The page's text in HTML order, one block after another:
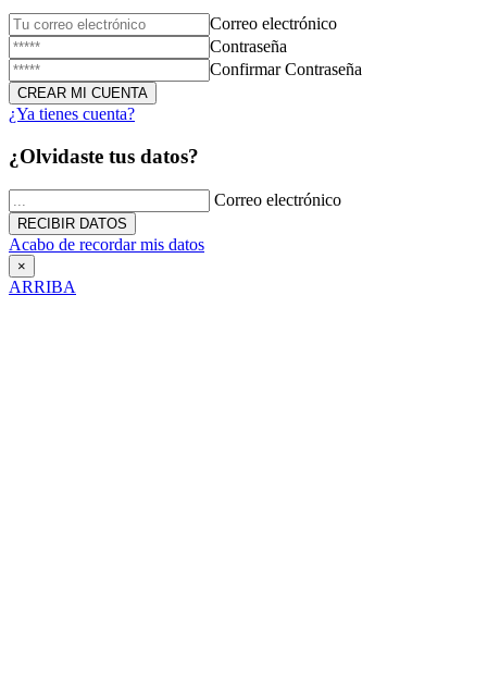
Triduo Virgen Milagrosa
27 de Noviembre de 2025
Correo electrónico
Contraseña
Confirmar Contraseña
¿Ya tienes cuenta?
¿Olvidaste tus datos?
Correo electrónico
Acabo de recordar mis datos
×
ARRIBA